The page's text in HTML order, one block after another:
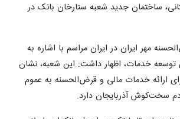
ساختمان جدید شعبه ستارخان بانک در
مهر ایران در ایران مراسم با اشاره به
توسعه خدمات، اظهار داشت: این شعبه، نشان
ارائه خدمات مالی و قرض‌الحسنه به عموم
سخت‌کوش آذربایجان دارد.